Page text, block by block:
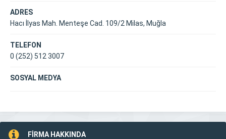
ADRES
Hacı İlyas Mah. Menteşe Cad. 109/2 Milas, Muğla
TELEFON
0 (252) 512 3007
SOSYAL MEDYA
FİRMA HAKKINDA